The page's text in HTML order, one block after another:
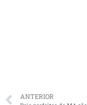
ANTERIOR